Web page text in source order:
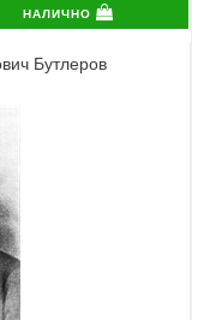
налично
Бутлеров